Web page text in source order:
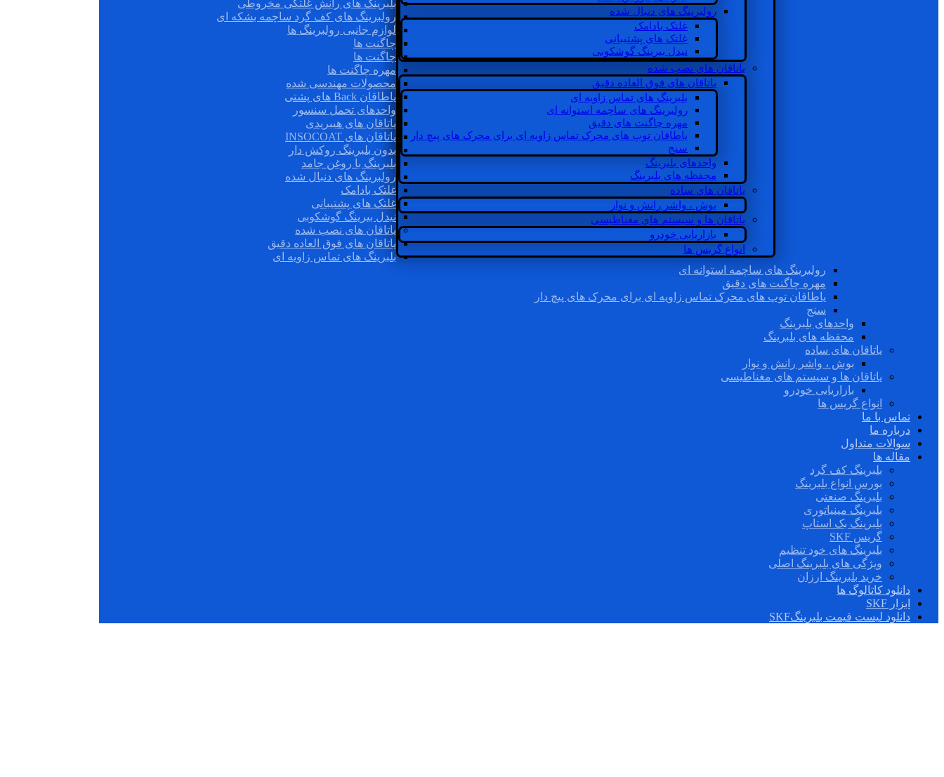
رولبرینگ های دنبال شده
غلتک بادامک
غلتک های پشتیبانی
نیدل بیرینگ گوشکوبی
یاتاقان های نصب شده
یاتاقان های فوق العاده دقیق
بلبرینگ های تماس زاویه ای
رولبرینگ های ساچمه استوانه ای
مهره چاگنت های دقیق
یاطاقان توپ های محرک تماس زاویه ای برای محرک های پیچ دار
سنج
واحدهای بلبرینگ
محفظه های بلبرینگ
یاتاقان های ساده
بوش ، واشر رانش و نوار
یاتاقان ها و سیستم های مغناطیسی
بازاریابی خودرو
انواع گریس ها
بلبرینگ های رانش غلتکی مخروطی
رولبرینگ های کف گرد ساچمه بشکه ای
لوازم جانبی رولبرینگ ها
چاگنت ها
چاگنت ها
مهره چاگنت ها
محصولات مهندسی شده
یاطاقان Back های پشتی
واحدهای تحمل سنسور
یاتاقان های هیبریدی
یاتاقان های INSOCOAT
بدون بلبرینگ روکش دار
بلبرینگ با روغن جامد
رولبرینگ های دنبال شده
غلتک بادامک
غلتک های پشتیبانی
نیدل بیرینگ گوشکوبی
یاتاقان های نصب شده
یاتاقان های فوق العاده دقیق
بلبرینگ های تماس زاویه ای
رولبرینگ های ساچمه استوانه ای
مهره چاگنت های دقیق
یاطاقان توپ های محرک تماس زاویه ای برای محرک های پیچ دار
سنج
واحدهای بلبرینگ
محفظه های بلبرینگ
یاتاقان های ساده
بوش ، واشر رانش و نوار
یاتاقان ها و سیستم های مغناطیسی
بازاریابی خودرو
انواع گریس ها
تماس با ما
درباره ما
سوالات متداول
مقاله ها
بلبرینگ کف گرد
بورس انواع بلبرینگ
بلبرینگ صنعتی
بلبرینگ مینیاتوری
بلبرینگ بک استاپ
گریس SKF
بلبرینگ های خود تنظیم
ویژگی های بلبرینگ اصلی
خرید بلبرینگ ارزان
دانلود کاتالوگ ها
ابزار SKF
دانلود لیست قیمت بلبرینگSKF